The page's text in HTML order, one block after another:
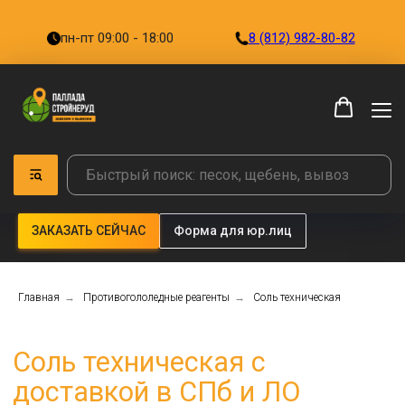
пн-пт 09:00 - 18:00 8 (812) 982-80-82
ЗАКАЗАТЬ СЕЙЧАС Форма для юр.лиц
Главная → Противогололедные реагенты → Соль техническая
Соль техническая с
Компания «ПалладаСтройНеруд» предлагает
Цена от 540 руб. за мешок, от 9800 руб. за
тонну.
Доставка по Санкт-Петербургу и
Ленинградской области напрямую со склада.